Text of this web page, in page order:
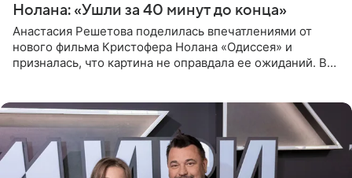
Нолана: «Ушли за 40 минут до конца»
Анастасия Решетова поделилась впечатлениями от
нового фильма Кристофера Нолана «Одиссея» и
призналась, что картина не оправдала ее ожиданий. В